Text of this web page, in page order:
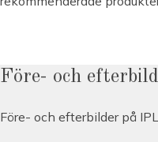
Före- och
Före- och efterbilder på